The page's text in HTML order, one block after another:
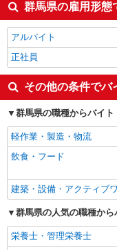
群馬県の雇用形態
アルバイト
正社員
その他の条件でバ
群馬県の職種からバイ
軽作業・製造・物流
飲食・フード
建築・設備・アクティブ
群馬県の人気の職種か
栄養士・管理栄養士